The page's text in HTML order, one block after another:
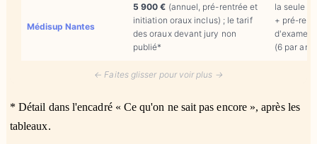
Médisup Nantes
5 900 € (annuel, pré-rentrée et
initiation oraux inclus) ; le tarif
des oraux devant jury non
publié*
la seule à
+ pré-
(6 par an)
← Faites glisser pour voir plus →
* Détail dans l'encadré « Ce qu'on ne sait pas encore », après les
tableaux.